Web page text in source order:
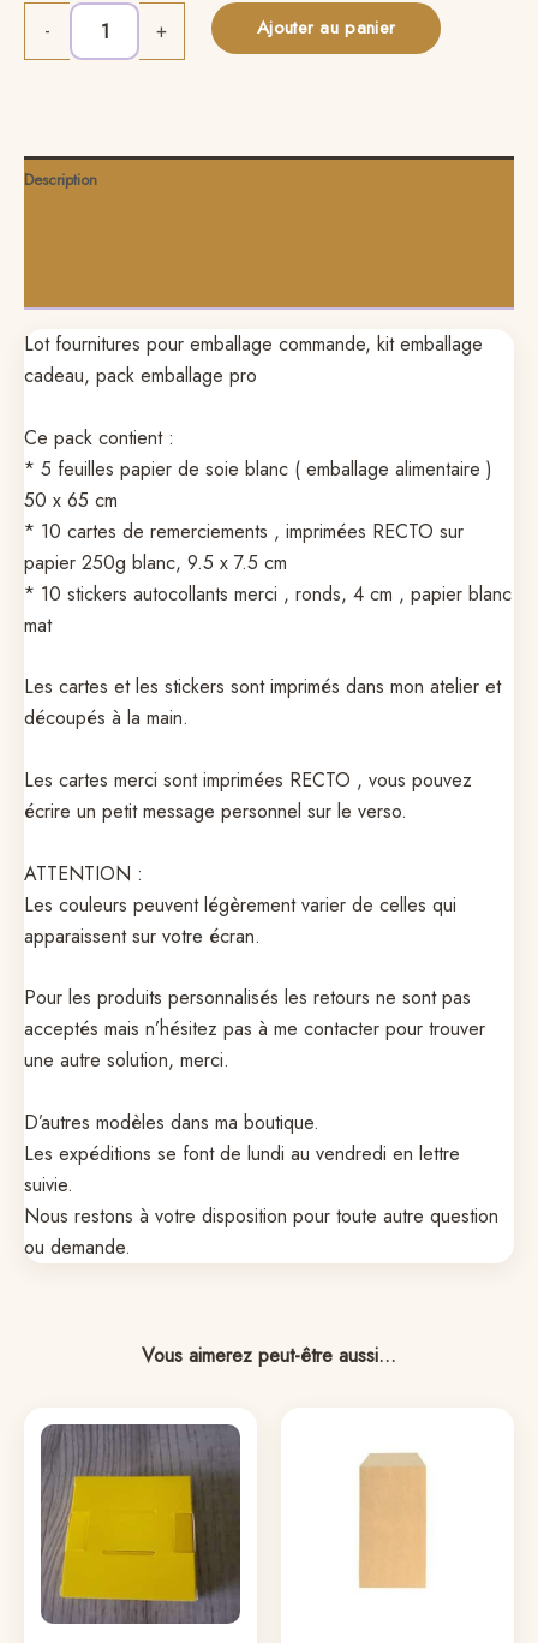
- + Ajouter au panier
Description
Lot fournitures pour emballage commande, kit emballage
cadeau, pack emballage pro
Ce pack contient :
* 5 feuilles papier de soie blanc ( emballage alimentaire )
50 x 65 cm
* 10 cartes de remerciements , imprimées RECTO sur
papier 250g blanc, 9.5 x 7.5 cm
* 10 stickers autocollants merci , ronds, 4 cm , papier blanc
mat
Les cartes et les stickers sont imprimés dans mon atelier et
découpés à la main.
Les cartes merci sont imprimées RECTO , vous pouvez
écrire un petit message personnel sur le verso.
ATTENTION :
Les couleurs peuvent légèrement varier de celles qui
apparaissent sur votre écran.
Pour les produits personnalisés les retours ne sont pas
acceptés mais n’hésitez pas à me contacter pour trouver
une autre solution, merci.
D’autres modèles dans ma boutique.
Les expéditions se font de lundi au vendredi en lettre
suivie.
Nous restons à votre disposition pour toute autre question
ou demande.
Vous aimerez peut-être aussi…